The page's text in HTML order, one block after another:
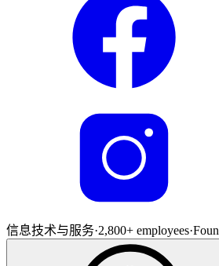
信息技术与服务·2,800+ employees·